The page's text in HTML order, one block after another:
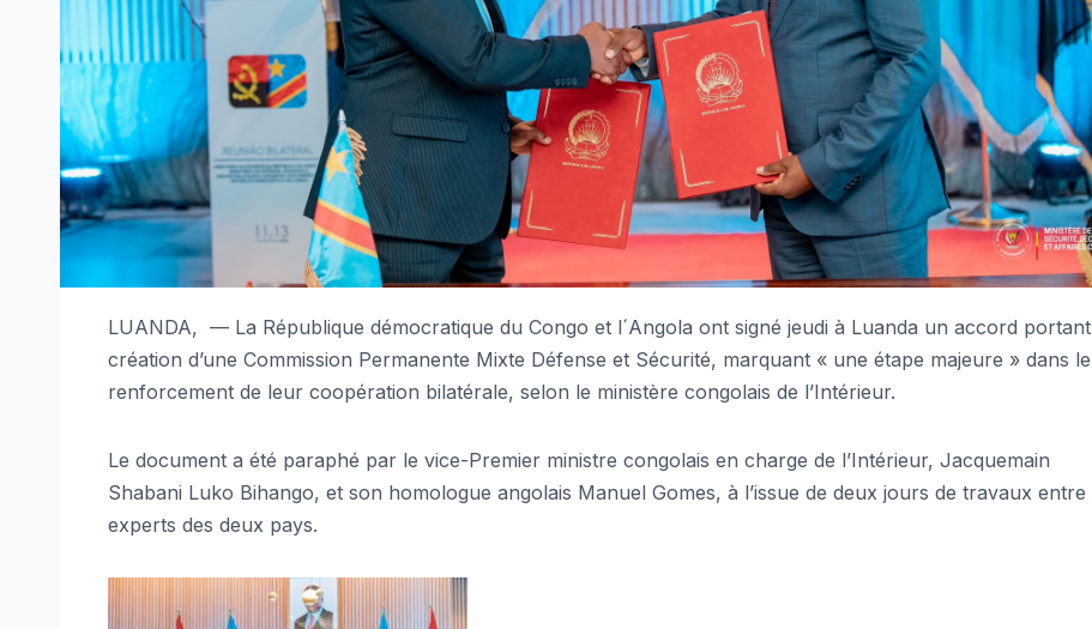
LUANDA, — La République démocratique du Congo et l´Angola ont signé jeudi à Luanda un accord portant
création d’une Commission Permanente Mixte Défense et Sécurité, marquant « une étape majeure » dans le
renforcement de leur coopération bilatérale, selon le ministère congolais de l’Intérieur.
Le document a été paraphé par le vice-Premier ministre congolais en charge de l’Intérieur, Jacquemain
Shabani Luko Bihango, et son homologue angolais Manuel Gomes, à l’issue de deux jours de travaux entre
experts des deux pays.